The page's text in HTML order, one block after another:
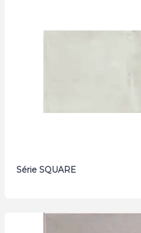
Série SQUARE